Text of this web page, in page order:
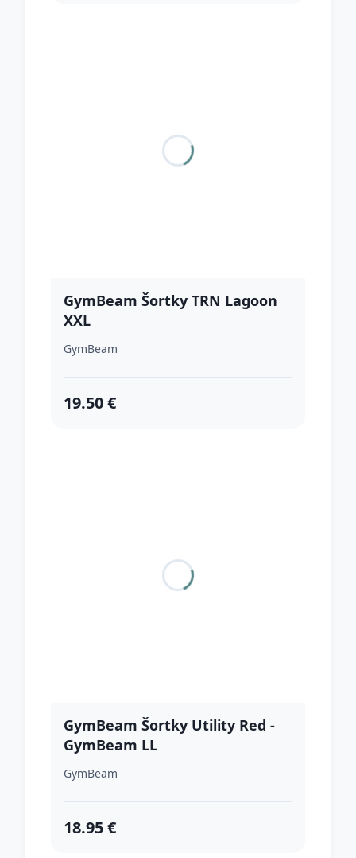
GymBeam Šortky TRN Lagoon
XXL
GymBeam
19.50 €
GymBeam Šortky Utility Red -
GymBeam LL
GymBeam
18.95 €